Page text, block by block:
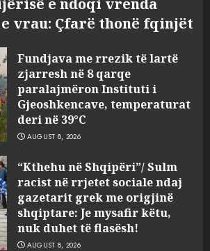
e ndoqi vrenda
vrau: Çfarë thonë fqinjët
Fundjava me rrezik të lartë
zjarresh në 8 qarqe
paralajmëron Instituti i
Gjeoshkencave, temperaturat
deri në 39°C
AUGUST 8, 2026
“Kthehu në Shqipëri”/ Sulm
racist në rrjetet sociale ndaj
gazetarit grek me origjinë
shqiptare: Je mysafir këtu,
nuk duhet të flasësh!
AUGUST 8, 2026